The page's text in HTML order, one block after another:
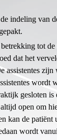
indeling van
tot
dat het
zijn
wordt
gesloten is
open om
kan de patiënt
wordt